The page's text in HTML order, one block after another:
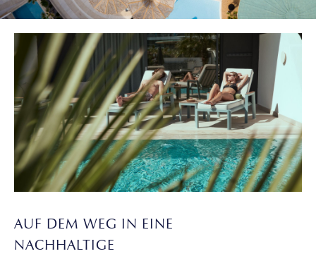
AUF DEM WEG IN EINE
NACHHALTIGE